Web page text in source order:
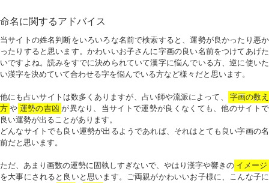
命名に関するアドバイス
当サイトの姓名判断をいろいろな名前で検索すると、運勢が良かったり悪か
ったりすると思います。かわいいお子さんに字画の良い名前をつけてあげた
いですよね。読みをすでに決められていて漢字に悩んでいる方、逆に使いた
い漢字を決めていて合わせる字を悩んでいる方など様々だと思います。
他にも占いサイトは数多くありますが、占い師や流派によって、
字画の数え
方 や 運勢の吉凶 が異なり、当サイトで運勢が良くなくても、他のサイトで
良い運勢が出ることがあります。
どんなサイトでも良い運勢が出るようであれば、それはとても良い字画の名
前だと思います。
ただ、あまり画数の運勢に固執しすぎないで、やはり漢字や響きの イメージ
を大事にされると良いと思います。ご両親がかわいいお子様に、こんな子に